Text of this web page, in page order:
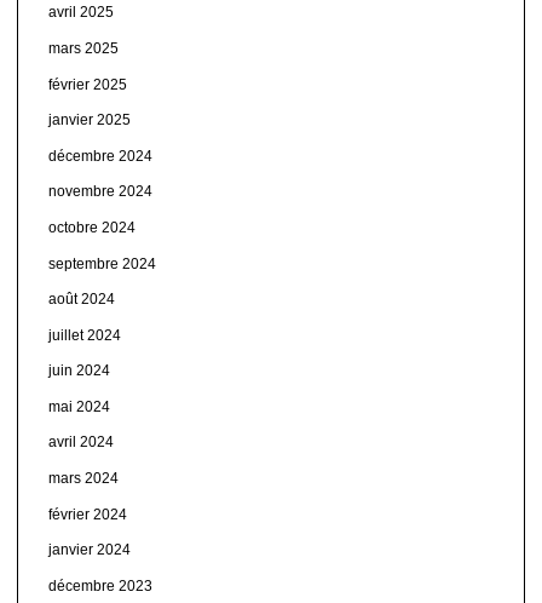
avril 2025
mars 2025
février 2025
janvier 2025
décembre 2024
novembre 2024
octobre 2024
septembre 2024
août 2024
juillet 2024
juin 2024
mai 2024
avril 2024
mars 2024
février 2024
janvier 2024
décembre 2023